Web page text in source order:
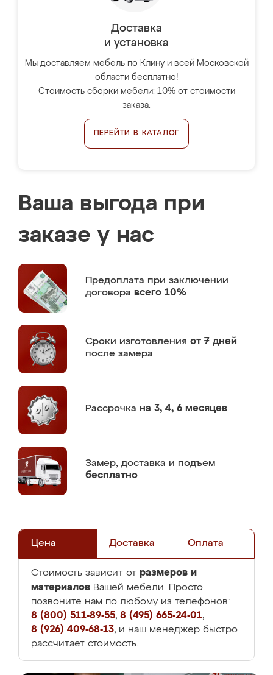
Доставка
и установка
Мы доставляем мебель по Клину и всей Московской
области бесплатно!
Стоимость сборки мебели: 10% от стоимости
заказа.
ПЕРЕЙТИ В КАТАЛОГ
Ваша выгода при
заказе у нас
Предоплата при заключении
договора всего 10%
Сроки изготовления от 7 дней
после замера
Рассрочка на 3, 4, 6 месяцев
Замер, доставка и подъем
бесплатно
Цена Доставка Оплата
Стоимость зависит от размеров и
материалов Вашей мебели. Просто
позвоните нам по любому из телефонов:
8 (800) 511-89-55, 8 (495) 665-24-01,
8 (926) 409-68-13, и наш менеджер быстро
рассчитает стоимость.